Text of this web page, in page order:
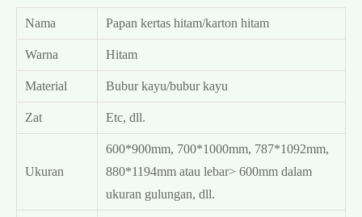
Nama Papan kertas hitam/karton hitam
Warna Hitam
Material Bubur kayu/bubur kayu
Zat Etc, dll.
Ukuran
600*900mm, 700*1000mm, 787*1092mm,
880*1194mm atau lebar> 600mm dalam
ukuran gulungan, dll.